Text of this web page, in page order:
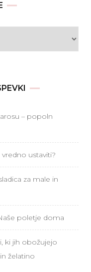
– popoln
vredno ustaviti?
za male in
poletje doma
ki jih obožujejo
želatino